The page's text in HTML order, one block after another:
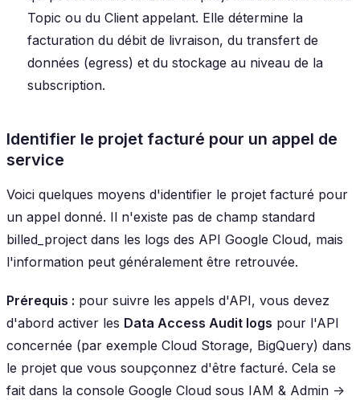
Topic ou du Client appelant. Elle détermine la
facturation du débit de livraison, du transfert de
données (egress) et du stockage au niveau de la
subscription.
Identifier le projet facturé pour un appel de
service
Voici quelques moyens d'identifier le projet facturé pour
un appel donné. Il n'existe pas de champ standard
billed_project dans les logs des API Google Cloud, mais
l'information peut généralement être retrouvée.
Prérequis : pour suivre les appels d'API, vous devez
d'abord activer les Data Access Audit logs pour l'API
concernée (par exemple Cloud Storage, BigQuery) dans
le projet que vous soupçonnez d'être facturé. Cela se
fait dans la console Google Cloud sous IAM & Admin ->